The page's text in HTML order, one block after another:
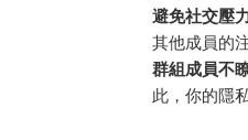
避免社交壓
其他成員的
群組成員不
此，你的隱